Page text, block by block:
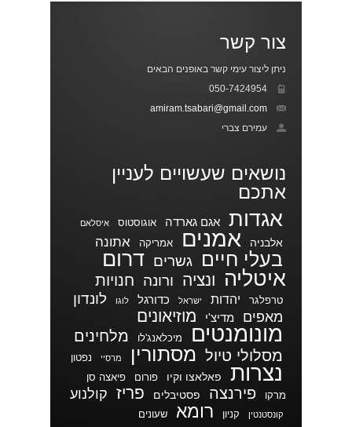
צור קשר
ניתן ליצור עימי קשר באופנים הבאים
050-7424954
amiram.tsabari@gmail.com
עמירם צברי
נושאים שעשויים לעניין
אתכם
אגדות אגם גארדה אוגוסטוס איסלאם
אלבניה אמנים אמריקה אתונה
בעלי חיים גשרים דרום
איטליה
ונציה ורונה חנויות
טרפלגר יהדות ישראל כדורגל לוגו לונדון
מאפים מדיצ'י מוזיאונים
מונומנטים מיכלאנג'לו
מלחינים
מסלולי טיול מסתורין מרסיי נפטון
נצרות פאלאצו וקיו פורום
פיאצה סן
מרקו
פירנצה פסטיבלים פריז קולנוע
קונסטנטין קניון רומא שעונים